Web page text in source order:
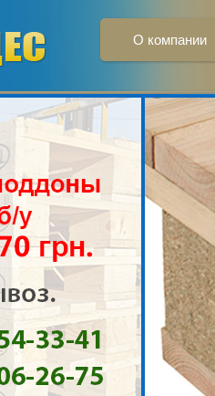
О компании